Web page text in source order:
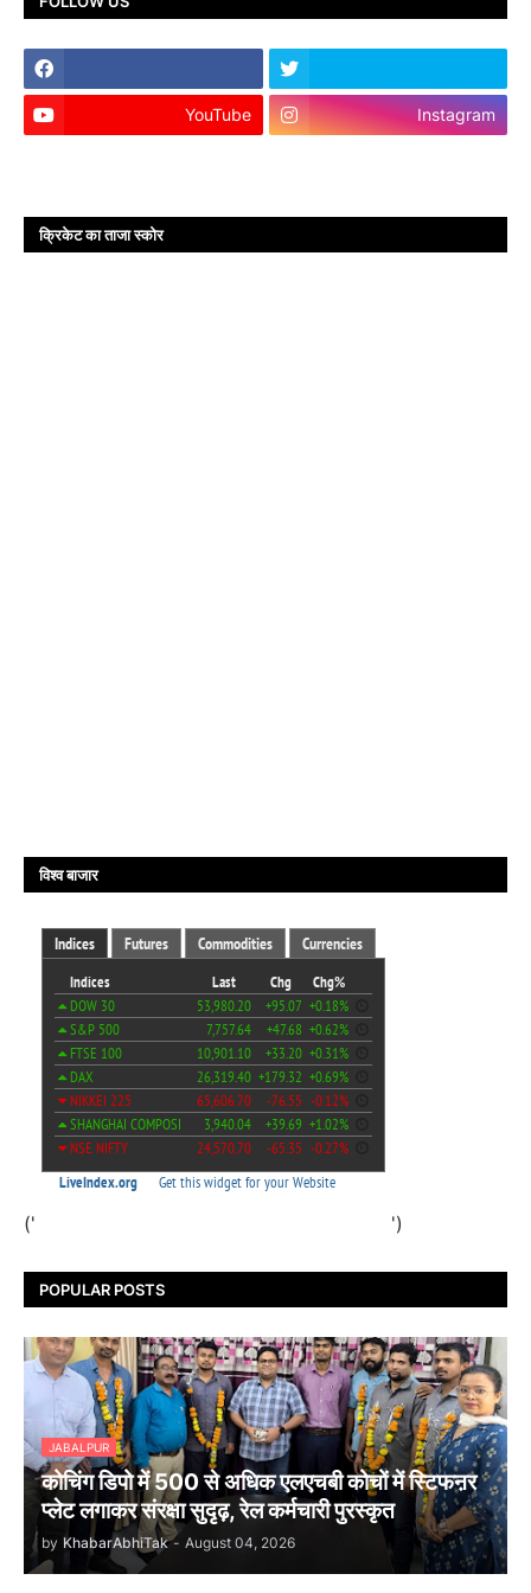
YouTube Instagram
क्रिकेट का ताजा स्कोर
विश्व बाजार
(' ')
POPULAR POSTS
JABALPUR
कोचिंग डिपो में 500 से अधिक एलएचबी कोचों में स्टिफऩर
प्लेट लगाकर संरक्षा सुदृढ़, रेल कर्मचारी पुरस्कृत
by KhabarAbhiTak - August 04, 2026